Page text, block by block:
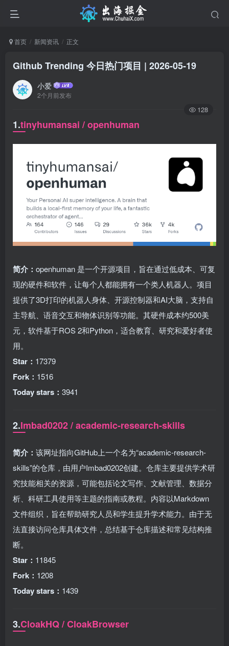
首页 新闻资讯 正文
Github Trending 今日热门项目 | 2026-05-19
小爱
2个月前发布
128
1.tinyhumansai / openhuman
简介： openhuman 是一个开源项目，旨在通过低成本、可复
现的硬件和软件，让每个人都能拥有一个类人机器人。项目
提供了3D打印的机器人身体、开源控制器和AI大脑，支持自
主导航、语音交互和物体识别等功能。其硬件成本约500美
元，软件基于ROS 2和Python，适合教育、研究和爱好者使
用。
Star： 17379
Fork： 1516
Today stars： 3941
2.Imbad0202 / academic-research-skills
简介： 该网址指向GitHub上一个名为“academic-research-
skills”的仓库，由用户Imbad0202创建。仓库主要提供学术研
究技能相关的资源，可能包括论文写作、文献管理、数据分
析、科研工具使用等主题的指南或教程。内容以Markdown
文件组织，旨在帮助研究人员和学生提升学术能力。由于无
法直接访问仓库具体文件，总结基于仓库描述和常见结构推
断。
Star： 11845
Fork： 1208
Today stars： 1439
3.CloakHQ / CloakBrowser